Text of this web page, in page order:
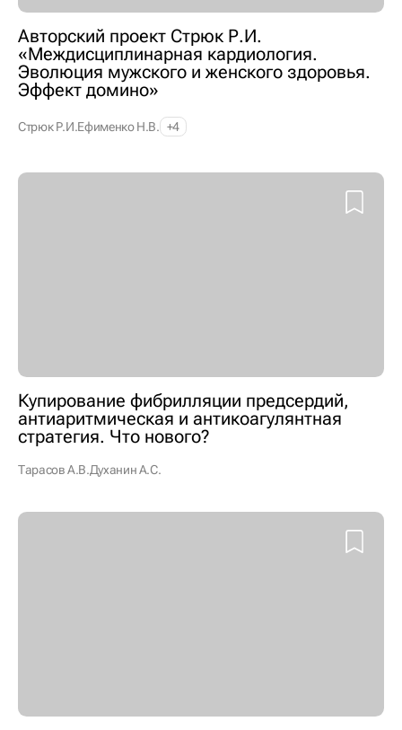
Авторский проект Стрюк Р.И.
«Междисциплинарная кардиология.
Эволюция мужского и женского здоровья.
Эффект домино»
Стрюк Р.И.Ефименко Н.В. +4
Купирование фибрилляции предсердий,
антиаритмическая и антикоагулянтная
стратегия. Что нового?
Тарасов А.В.Духанин А.С.